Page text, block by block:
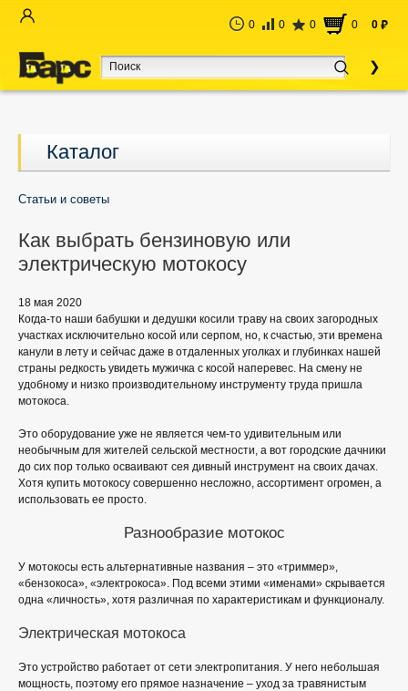
0 0 0 0 0 руб
Каталог
Статьи и советы
Как выбрать бензиновую или
электрическую мотокосу
18 мая 2020
Когда-то наши бабушки и дедушки косили траву на своих загородных
участках исключительно косой или серпом, но, к счастью, эти времена
канули в лету и сейчас даже в отдаленных уголках и глубинках нашей
страны редкость увидеть мужичка с косой наперевес. На смену не
удобному и низко производительному инструменту труда пришла
мотокоса.
Это оборудование уже не является чем-то удивительным или
необычным для жителей сельской местности, а вот городские дачники
до сих пор только осваивают сея дивный инструмент на своих дачах.
Хотя купить мотокосу совершенно несложно, ассортимент огромен, а
использовать ее просто.
Разнообразие мотокос
У мотокосы есть альтернативные названия – это «триммер»,
«бензокоса», «электрокоса». Под всеми этими «именами» скрывается
одна «личность», хотя различная по характеристикам и функционалу.
Электрическая мотокоса
Это устройство работает от сети электропитания. У него небольшая
мощность, поэтому его прямое назначение – уход за травянистым